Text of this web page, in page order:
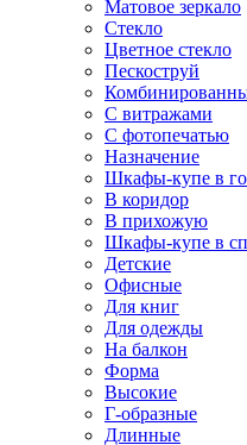
Матовое зеркало
Стекло
Цветное стекло
Пескоструй
С витражами
С фотопечатью
Назначение
Шкафы-купе в
В коридор
В прихожую
Шкафы-купе в
Детские
Офисные
Для книг
Для одежды
На балкон
Форма
Высокие
Г-образные
Длинные